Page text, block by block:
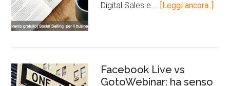
Digital Sales e … [Leggi ancora..]
Facebook Live vs
GotoWebinar: ha senso